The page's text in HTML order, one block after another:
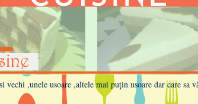
,unele usoare ,altele mai puțin usoare dar care sa